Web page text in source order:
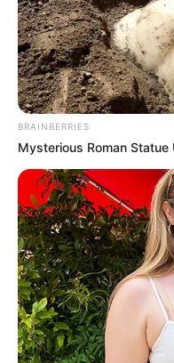
Círculo
BRAINBERRIES
Mysterious Roman Statue